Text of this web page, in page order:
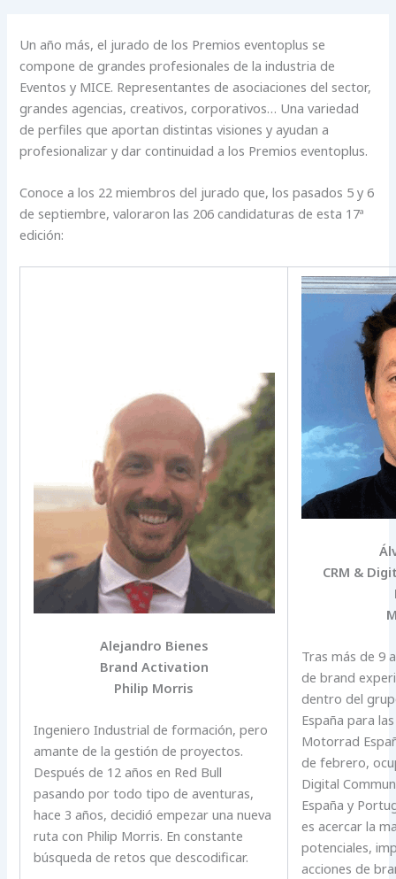
Un año más, el jurado de los Premios eventoplus se
compone de grandes profesionales de la industria de
Eventos y MICE. Representantes de asociaciones del sector,
grandes agencias, creativos, corporativos… Una variedad
de perfiles que aportan distintas visiones y ayudan a
profesionalizar y dar continuidad a los Premios eventoplus.
Conoce a los 22 miembros del jurado que, los pasados 5 y 6
de septiembre, valoraron las 206 candidaturas de esta 17ª
edición:
Alejandro Bienes
Brand Activation
Philip Morris
Ingeniero Industrial de formación, pero
amante de la gestión de proyectos.
Después de 12 años en Red Bull
pasando por todo tipo de aventuras,
hace 3 años, decidió empezar una nueva
ruta con Philip Morris. En constante
búsqueda de retos que descodificar.
CRM &
Tras más de 9
de brand
dentro del
España para
Motorrad
de febrero,
Digital
España y
es acercar la
potenciales,
acciones de